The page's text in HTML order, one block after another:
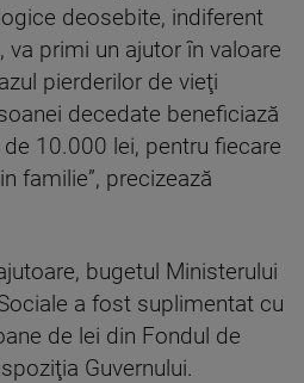
deosebite, indiferent
va primi un ajutor în valoare
pierderilor de vieţi
decedate beneficiază
10.000 lei, pentru fiecare
familie”, precizează
bugetul Ministerului
a fost suplimentat cu
de lei din Fondul de
Guvernului.